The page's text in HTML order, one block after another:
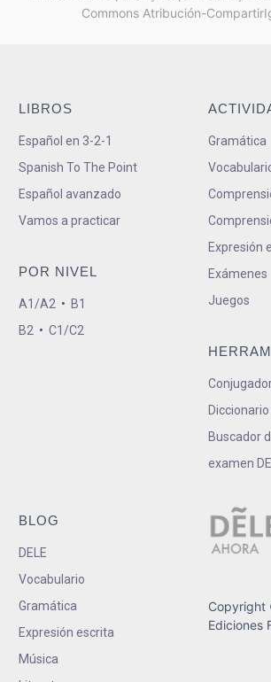
Commons Atribución-
LIBROS
Español en 3-2-1
Spanish To The Point
Español avanzado
Vamos a practicar
POR NIVEL
A1/A2 • B1
B2 • C1/C2
Gramática
Expresión
Exámenes
Juegos
Buscador
examen
BLOG
DELE
Vocabulario
Gramática
Expresión escrita
Música
Copyright
Ediciones